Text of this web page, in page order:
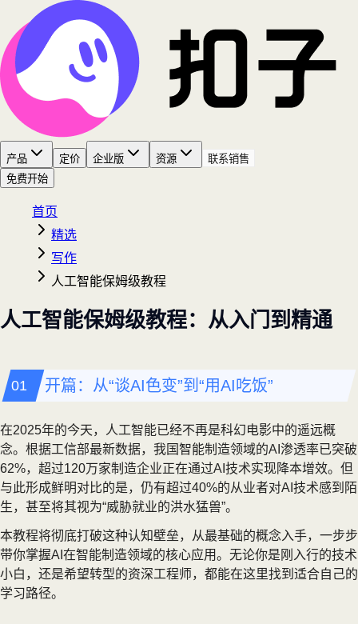
产品 定价 企业版 资源
联系销售
免费开始
首页
精选
写作
人工智能保姆级教程
人工智能保姆级教程：从入门到精通
开篇：从“谈AI色变”到“用AI吃饭”
在2025年的今天，人工智能已经不再是科幻电影中的遥远概
念。根据工信部最新数据，我国智能制造领域的AI渗透率已突破
62%，超过120万家制造企业正在通过AI技术实现降本增效。但
与此形成鲜明对比的是，仍有超过40%的从业者对AI技术感到陌
生，甚至将其视为“威胁就业的洪水猛兽”。
本教程将彻底打破这种认知壁垒，从最基础的概念入手，一步步
带你掌握AI在智能制造领域的核心应用。无论你是刚入行的技术
小白，还是希望转型的资深工程师，都能在这里找到适合自己的
学习路径。